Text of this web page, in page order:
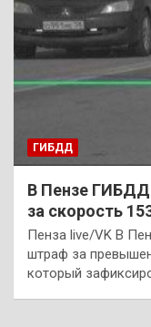
ГИБДД
В Пензе
за скорость
Пенза live/VK В
штраф за
который